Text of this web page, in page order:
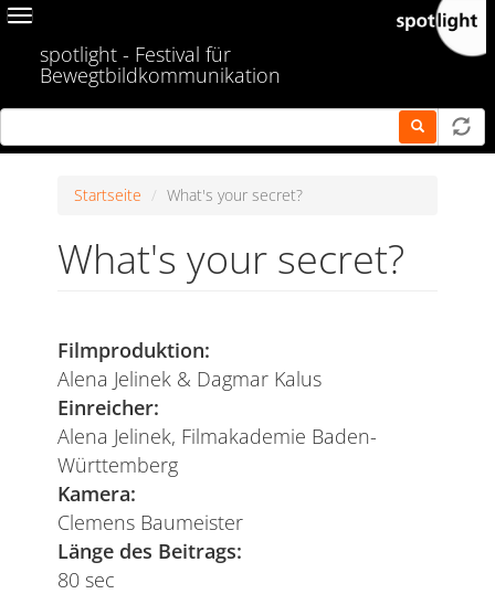
Skip
content
Toggle
spotlight - Festival für
Bewegtbildkommunikation
Startseite What's your secret?
What's your secret?
Filmproduktion:
Alena Jelinek & Dagmar Kalus
Einreicher:
Alena Jelinek, Filmakademie Baden-
Württemberg
Kamera:
Clemens Baumeister
Länge des Beitrags:
80 sec